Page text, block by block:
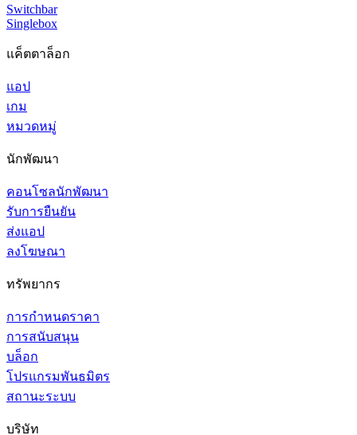
Switchbar
Singlebox
แค็ตตาล็อก
แอป
เกม
หมวดหมู่
นักพัฒนา
คอนโซลนักพัฒนา
รับการยืนยัน
ส่งแอป
ลงโฆษณา
ทรัพยากร
การกำหนดราคา
การสนับสนุน
บล็อก
โปรแกรมพันธมิตร
สถานะระบบ
บริษัท